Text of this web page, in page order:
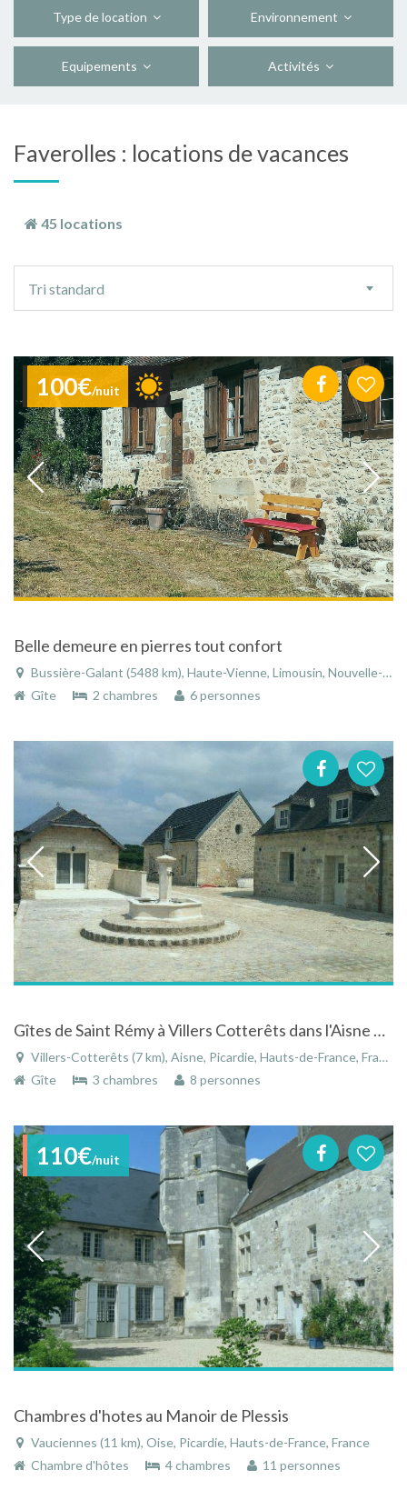
Type de location Environnement
Equipements Activités
Faverolles : locations de vacances
45 locations
tri
Tri standard
100€/nuit
Belle demeure en pierres tout confort
Bussière-Galant (5488 km), Haute-Vienne, Limousin, Nouvelle-Aquitaine, France
Gîte
2 chambres 6 personnes
Gîtes de Saint Rémy à Villers Cotterêts dans l'Aisne en Picardie
Villers-Cotterêts (7 km), Aisne, Picardie, Hauts-de-France, France
Gîte
3 chambres 8 personnes
110€/nuit
Chambres d'hotes au Manoir de Plessis
Vauciennes (11 km), Oise, Picardie, Hauts-de-France, France
Chambre d'hôtes
4 chambres 11 personnes